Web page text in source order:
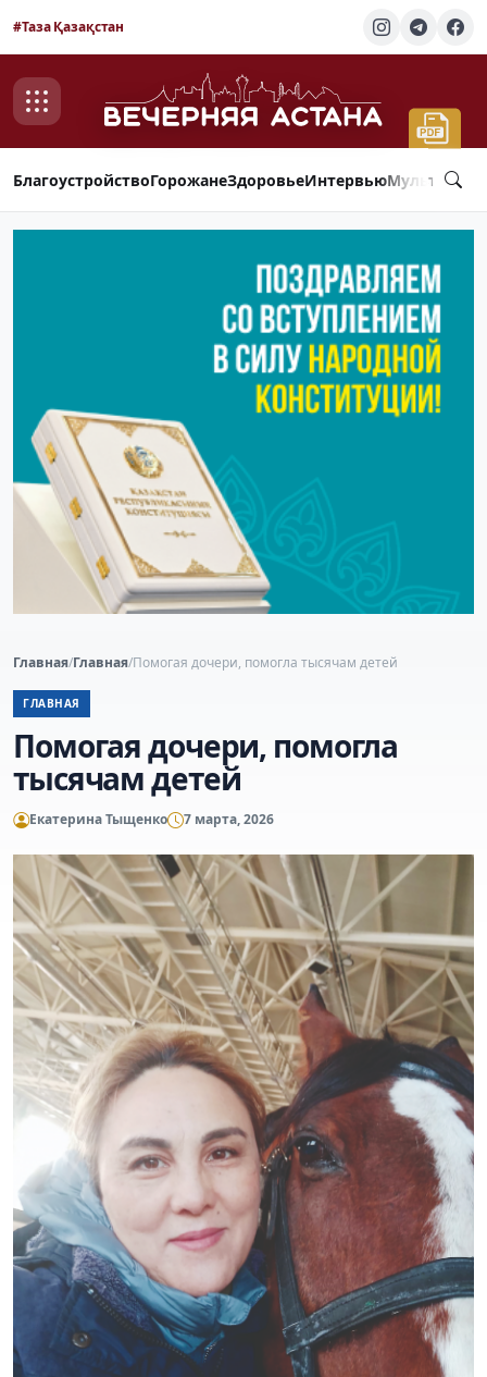
#Таза Қазақстан
БлагоустройствоГорожанеЗдоровьеИнтервью
Главная/Главная/Помогая дочери, помогла тысячам детей
ГЛАВНАЯ
Помогая дочери, помогла
тысячам детей
Екатерина Тыщенко 7 марта, 2026